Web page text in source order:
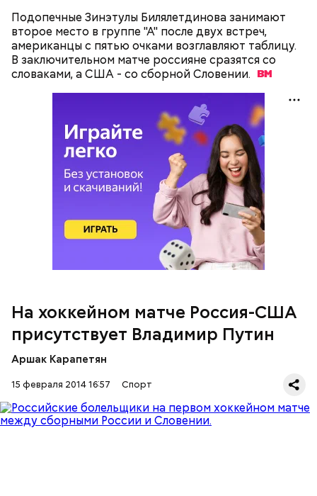
Подопечные Зинэтулы Билялетдинова занимают
второе место в группе "А" после двух встреч,
американцы с пятью очками возглавляют таблицу.
В заключительном матче россияне сразятся со
словаками, а США - со сборнойСловении.
На хоккейном матче Россия-США
присутствует Владимир Путин
Аршак Карапетян
15 февраля 2014 16:57 Спорт
здесь.